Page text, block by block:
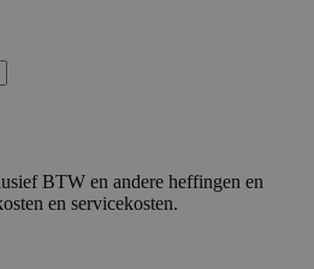
BTW en andere heffingen en
en servicekosten.